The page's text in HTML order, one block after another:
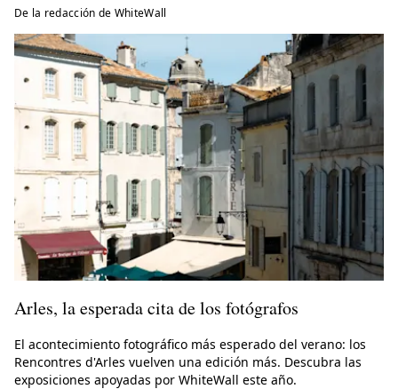
De la redacción de WhiteWall
Arles, la esperada cita de los fotógrafos
El acontecimiento fotográfico más esperado del verano: los
Rencontres d'Arles vuelven una edición más. Descubra las
exposiciones apoyadas por WhiteWall este año.